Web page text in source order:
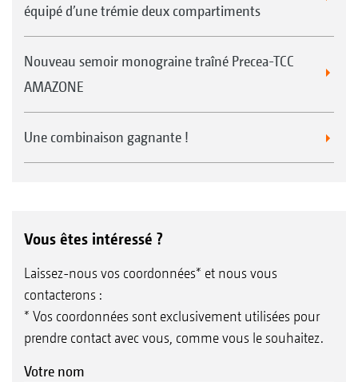
équipé d’une trémie deux compartiments
Nouveau semoir monograine traîné Precea-TCC
AMAZONE
Une combinaison gagnante !
Vous êtes intéressé ?
Laissez-nous vos coordonnées* et nous vous
contacterons :
* Vos coordonnées sont exclusivement utilisées pour
prendre contact avec vous, comme vous le souhaitez.
Votre nom